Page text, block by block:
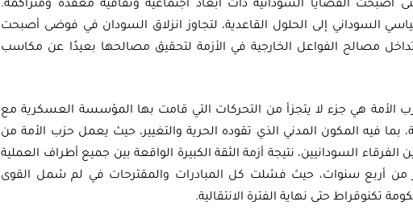
أصبحت القضايا السودانية ذات أبعاد اجتماعية وثقافية معقدة ومتراكمة.
السوداني إلى الحلول القاعدية، لتجاوز انزلاق السودان في فوضى أصبحت
مصالح الفواعل الخارجية في الأزمة لتحقيق مصالحها بعيدًا عن مكاسب
الأمة هي جزء لا يتجزأ من التحركات التي قامت بها المؤسسة العسكرية مع
بما فيه المكون المدني الذي تقوده الحرية والتغيير، حيث يعمل حزب الأمة من
الفرقاء السودانيين، نتيجة أزمة الثقة الكبيرة الواقعة بين جميع أطراف العملية
من أربع سنوات، حيث فشلت كل المبادرات والمقترحات في لم شمل القوى
تكنوقراط حتى نهاية الفترة الانتقالية.